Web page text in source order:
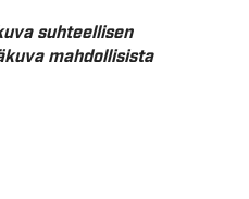
suhteellisen
mahdollisista